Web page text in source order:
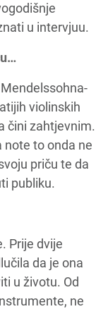
u intervjuu.
violinskih
čini zahtjevnim.
note to onda ne
priču te da
publiku.
Prije dvije
da je ona
u životu. Od
ne